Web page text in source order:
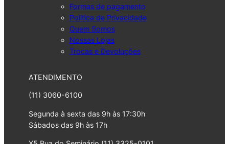
Formas de pagamento
Politica de Privacidade
Quem Somos
Nossas Lojas
Trocas e Devoluções
ATENDIMENTO
(11) 3060-6100
Segunda à sexta das 9h às 17:30h
Sábados das 9h às 17h